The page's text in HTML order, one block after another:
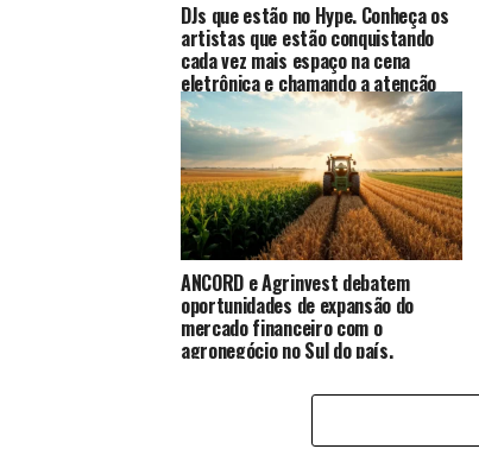
DJs que estão no Hype. Conheça os
artistas que estão conquistando
cada vez mais espaço na cena
eletrônica e chamando a atenção
por seu talento, dedicação e
identidade musical. Nesta edição,
reunimos DJs que vêm se
destacando por suas performances,
sets marcantes e pela paixão que
demonstram em cada
apresentação.
ANCORD e Agrinvest debatem
oportunidades de expansão do
mercado financeiro com o
agronegócio no Sul do país.